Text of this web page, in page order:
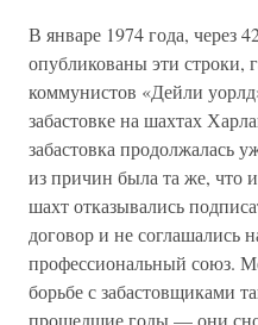
В январе 1974 года, через
опубликованы эти строки,
коммунистов «Дейли
забастовке на шахтах
забастовка продолжалась
из причин была та же, что и
шахт отказывались
договор и не соглашались
профессиональный союз.
борьбе с забастовщиками
прошедшие годы — они